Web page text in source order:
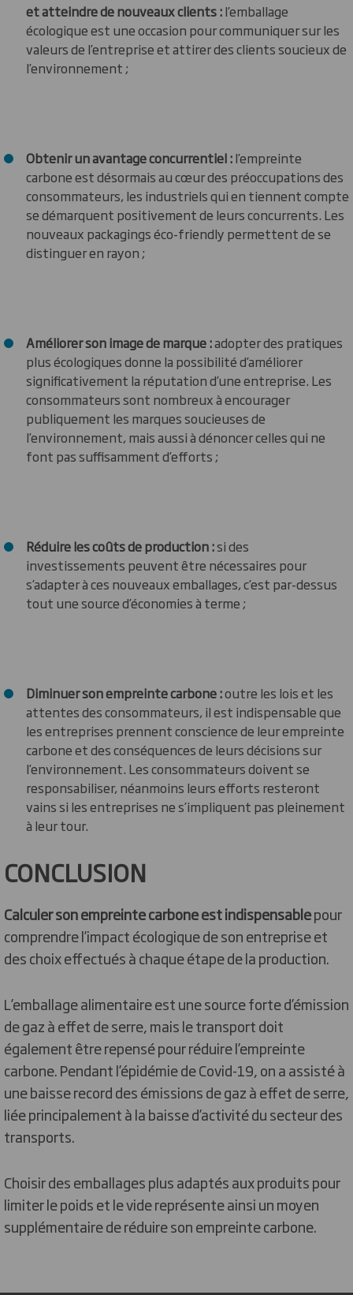
et atteindre de nouveaux clients:l’emballage
écologique est une occasion pour communiquer sur les
valeurs de l’entreprise et attirer des clients soucieux de
l’environnement ;
Obtenir un avantage concurrentiel :l’empreinte
carbone est désormais au cœur des préoccupations des
consommateurs, les industriels qui en tiennent compte
se démarquent positivement de leurs concurrents. Les
nouveaux packagings éco-friendly permettent de se
distinguer en rayon ;
Améliorer son image de marque :adopter des pratiques
plus écologiques donne la possibilité d’améliorer
significativement la réputation d’une entreprise. Les
consommateurs sont nombreux à encourager
publiquement les marques soucieuses de
l’environnement, mais aussi à dénoncer celles qui ne
font pas suffisamment d’efforts ;
Réduire les coûts de production :si des
investissements peuvent être nécessaires pour
s’adapter à ces nouveaux emballages, c’est par-dessus
tout une source d’économies à terme ;
Diminuer son empreinte carbone :outre les lois et les
attentes des consommateurs, il est indispensable que
les entreprises prennent conscience de leur empreinte
carbone et des conséquences de leurs décisions sur
l’environnement. Les consommateurs doivent se
responsabiliser, néanmoins leurs efforts resteront
vains si les entreprises ne s’impliquent pas pleinement
à leur tour.
CONCLUSION
Calculer son empreinte carbone est indispensablepour
comprendre l’impact écologique de son entreprise et
des choix effectués à chaque étape de la production.
L’emballage alimentaire est une source forte d’émission
de gaz à effet de serre, mais le transport doit
également être repensé pour réduire l’empreinte
carbone. Pendant l’épidémie de Covid-19, on a assisté à
une baisse record des émissions de gaz à effet de serre,
liée principalement à la baisse d’activité du secteur des
transports.
Choisir des emballages plus adaptés aux produits pour
limiter le poids et le vide représente ainsi un moyen
supplémentaire de réduire son empreinte carbone.